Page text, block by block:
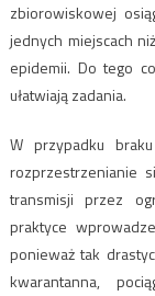
zbiorowiskowej
jednych miejscach
epidemii. Do tego
ułatwiają zadania.
W przypadku
rozprzestrzenianie
transmisji przez
praktyce
ponieważ tak
kwarantanna,